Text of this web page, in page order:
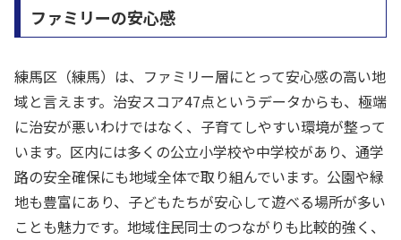
ファミリーの安心感
練馬区（練馬）は、ファミリー層にとって安心感の高い地
域と言えます。治安スコア47点というデータからも、極端
に治安が悪いわけではなく、子育てしやすい環境が整って
います。区内には多くの公立小学校や中学校があり、通学
路の安全確保にも地域全体で取り組んでいます。公園や緑
地も豊富にあり、子どもたちが安心して遊べる場所が多い
ことも魅力です。地域住民同士のつながりも比較的強く、